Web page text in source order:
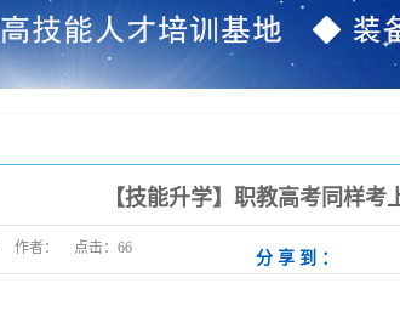
行业快讯
【技能升学】职教高考同样考
作者： 点击： 66
分享到：